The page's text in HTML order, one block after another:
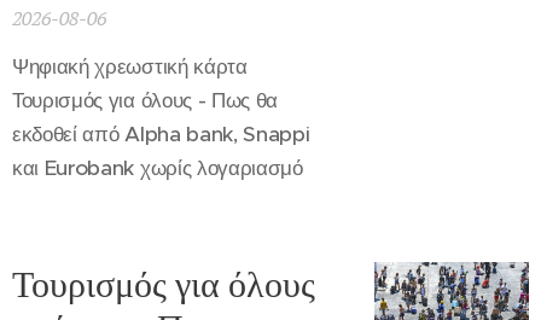
2026-08-06
Ψηφιακή χρεωστική κάρτα
Τουρισμός για όλους - Πως θα
εκδοθεί από Alpha bank, Snappi
και Eurobank χωρίς λογαριασμό
Τουρισμός για όλους